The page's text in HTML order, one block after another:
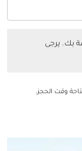
بك. يرجى